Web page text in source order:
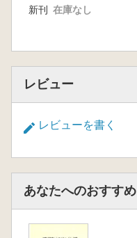
新刊 在庫なし
レビュー
レビューを書く
あなたへのおすすめ